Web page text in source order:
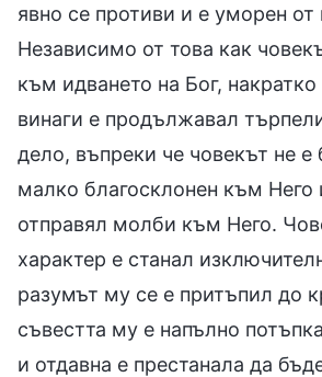
явно се противи и е уморен от
Независимо от това как
към идването на Бог, накратко
винаги е продължавал
дело, въпреки че човекът не е
малко благосклонен към Него
отправял молби към Него.
характер е станал
разумът му се е притъпил до
съвестта му е напълно
и отдавна е престанала да